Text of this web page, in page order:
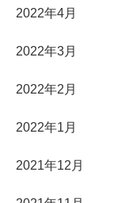
2022年4月
2022年3月
2022年2月
2022年1月
2021年12月